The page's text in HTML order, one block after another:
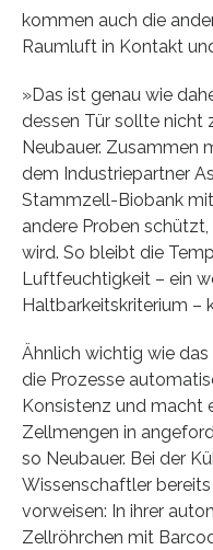
kommen auch die
Raumluft in Kontakt
»Das ist genau wie
dessen Tür sollte nicht
Neubauer. Zusammen
dem Industriepartner
Stammzell-Biobank
andere Proben
wird. So bleibt die
Luftfeuchtigkeit – ein
Haltbarkeitskriterium –
Ähnlich wichtig wie das
die Prozesse
Konsistenz und macht
Zellmengen in
so Neubauer. Bei der
Wissenschaftler
vorweisen: In ihrer
Zellröhrchen mit